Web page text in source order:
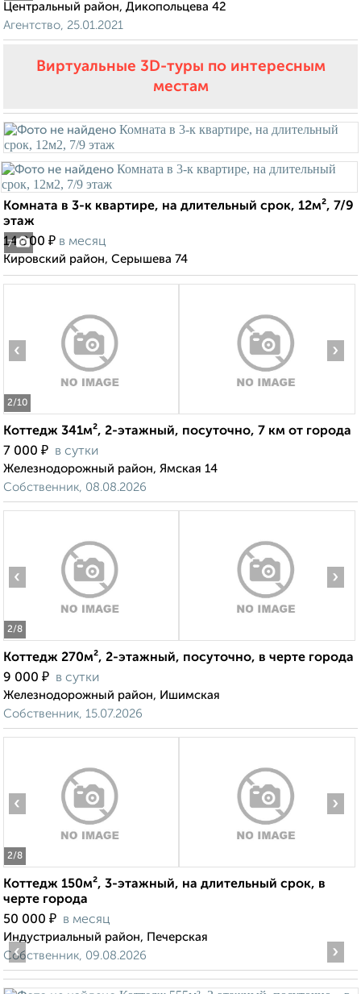
Центральный район, Дикопольцева 42
Агентство, 25.01.2021
Виртуальные 3D-туры по интересным
местам
7
Комната в 3-к квартире, на длительный срок, 12м², 7/9
этаж
14 000 ₽ в месяц
Кировский район, Серышева 74
2/10
‹ ›
Коттедж 341м², 2-этажный, посуточно, 7 км от города
7 000 ₽ в сутки
Железнодорожный район, Ямская 14
Собственник, 08.08.2026
2/8
‹ ›
Коттедж 270м², 2-этажный, посуточно, в черте города
9 000 ₽ в сутки
Железнодорожный район, Ишимская
Собственник, 15.07.2026
2/8
‹ ›
Коттедж 150м², 3-этажный, на длительный срок, в
черте города
50 000 ₽ в месяц
Индустриальный район, Печерская
Собственник, 09.08.2026
‹ ›